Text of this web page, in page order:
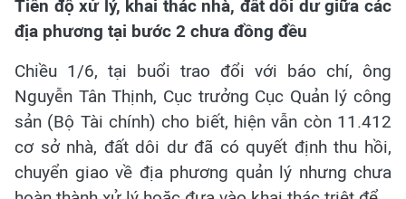
Tiến độ xử lý, khai thác nhà, đất dôi dư giữa các
địa phương tại bước 2 chưa đồng đều
Chiều 1/6, tại buổi trao đổi với báo chí, ông
Nguyễn Tân Thịnh, Cục trưởng Cục Quản lý công
sản (Bộ Tài chính) cho biết, hiện vẫn còn 11.412
cơ sở nhà, đất dôi dư đã có quyết định thu hồi,
chuyển giao về địa phương quản lý nhưng chưa